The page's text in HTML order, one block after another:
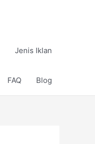
Jenis Iklan
FAQ Blog